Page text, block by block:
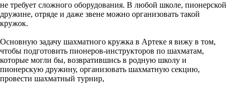
не требует сложного оборудования. В любой школе, пионерской
дружине, отряде и даже звене можно организовать такой
кружок.
Основную задачу шахматного кружка в Артеке я вижу в том,
чтобы подготовить пионеров-инструкторов по шахматам,
которые могли бы, возвратившись в родную школу и
пионерскую дружину, организовать шахматную секцию,
провести шахматный турнир,